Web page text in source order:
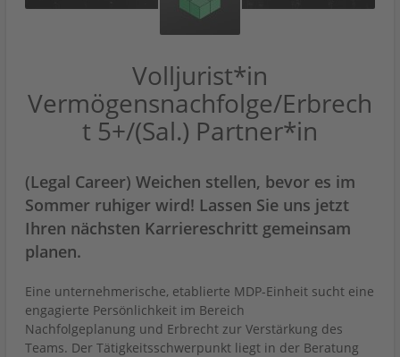
Volljurist*in
Vermögensnachfolge/Erbrech
t 5+/(Sal.) Partner*in
(Legal Career) Weichen stellen, bevor es im
Sommer ruhiger wird! Lassen Sie uns jetzt
Ihren nächsten Karriereschritt gemeinsam
planen.
Eine unternehmerische, etablierte MDP-Einheit sucht eine
engagierte Persönlichkeit im Bereich
Nachfolgeplanung und Erbrecht zur Verstärkung des
Teams. Der Tätigkeitsschwerpunkt liegt in der Beratung